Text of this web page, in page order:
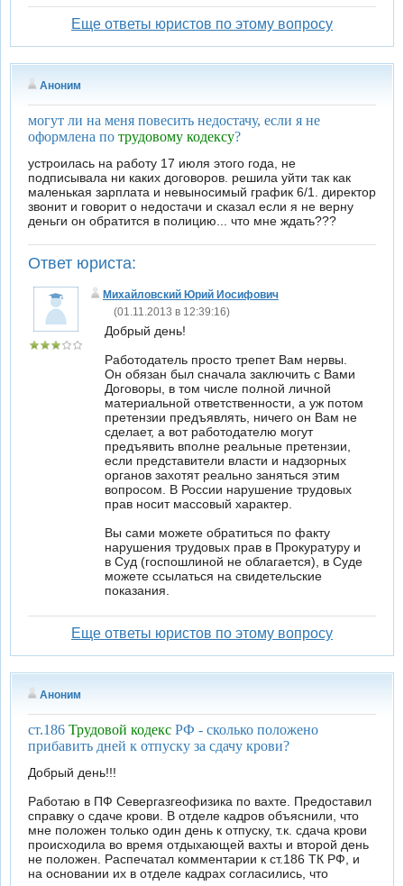
Еще ответы юристов по этому вопросу
Аноним
могут ли на меня повесить недостачу, если я не
оформлена по трудовому кодексу?
устроилась на работу 17 июля этого года, не
подписывала ни каких договоров. решила уйти так как
маленькая зарплата и невыносимый график 6/1. директор
звонит и говорит о недостачи и сказал если я не верну
деньги он обратится в полицию... что мне ждать???
Ответ юриста:
Михайловский Юрий Иосифович
(01.11.2013 в 12:39:16)
Добрый день!
Работодатель просто трепет Вам нервы.
Он обязан был сначала заключить с Вами
Договоры, в том числе полной личной
материальной ответственности, а уж потом
претензии предъявлять, ничего он Вам не
сделает, а вот работодателю могут
предъявить вполне реальные претензии,
если представители власти и надзорных
органов захотят реально заняться этим
вопросом. В России нарушение трудовых
прав носит массовый характер.
Вы сами можете обратиться по факту
нарушения трудовых прав в Прокуратуру и
в Суд (госпошлиной не облагается), в Суде
можете ссылаться на свидетельские
показания.
Еще ответы юристов по этому вопросу
Аноним
ст.186 Трудовой кодекс РФ - сколько положено
прибавить дней к отпуску за сдачу крови?
Добрый день!!!
Работаю в ПФ Севергазгеофизика по вахте. Предоставил
справку о сдаче крови. В отделе кадров объяснили, что
мне положен только один день к отпуску, т.к. сдача крови
происходила во время отдыхающей вахты и второй день
не положен. Распечатал комментарии к ст.186 ТК РФ, и
на основании их в отделе кадрах согласились, что